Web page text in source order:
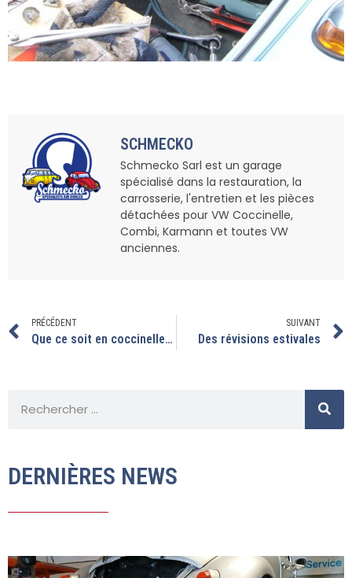
SCHMECKO
Schmecko Sarl est un garage
spécialisé dans la restauration, la
carrosserie, l'entretien et les pièces
détachées pour VW Coccinelle,
Combi, Karmann et toutes VW
anciennes.
PRÉCÉDENT
Que ce soit en coccinelle ou en combi, il y en a pour tous les gouts
SUIVANT
Des révisions estivales
DERNIÈRES NEWS